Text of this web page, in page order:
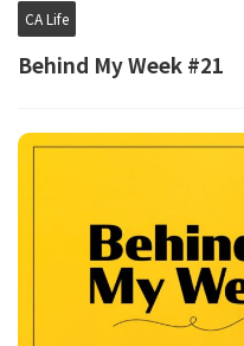
CA Life
Behind My Week #21